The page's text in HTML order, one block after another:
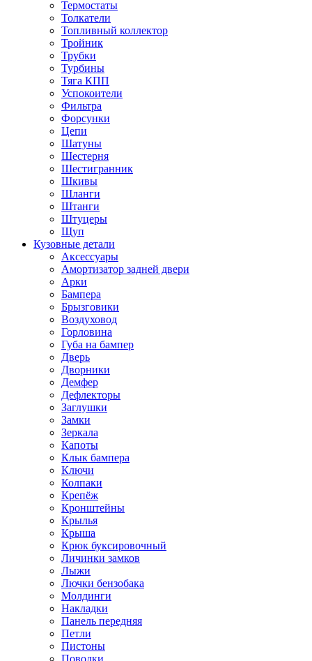
Термостаты
Толкатели
Топливный коллектор
Тройник
Трубки
Турбины
Тяга КПП
Успокоители
Фильтра
Форсунки
Цепи
Шатуны
Шестерня
Шестигранник
Шкивы
Шланги
Штанги
Штуцеры
Щуп
Кузовные детали
Аксессуары
Амортизатор задней двери
Арки
Бампера
Брызговики
Воздуховод
Горловина
Губа на бампер
Дверь
Дворники
Демфер
Дефлекторы
Заглушки
Замки
Зеркала
Капоты
Клык бампера
Ключи
Колпаки
Крепёж
Кронштейны
Крылья
Крыша
Крюк буксировочный
Личинки замков
Лыжи
Лючки бензобака
Молдинги
Накладки
Панель передняя
Петли
Пистоны